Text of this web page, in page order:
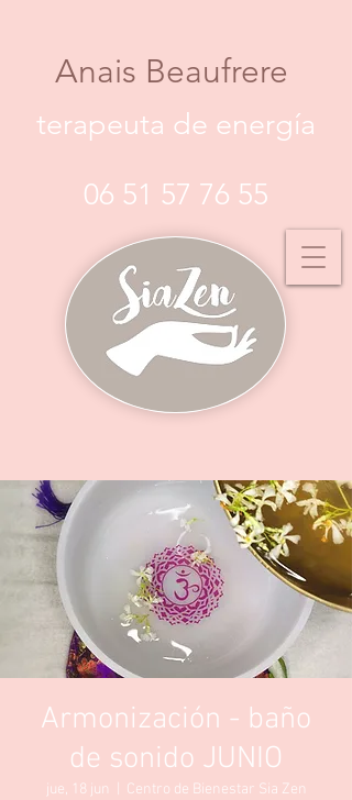
Anais Beaufrere
terapeuta de energía
06 51 57 76 55
Armonización - baño
de sonido JUNIO
jue, 18 jun Centro de Bienestar Sia Zen